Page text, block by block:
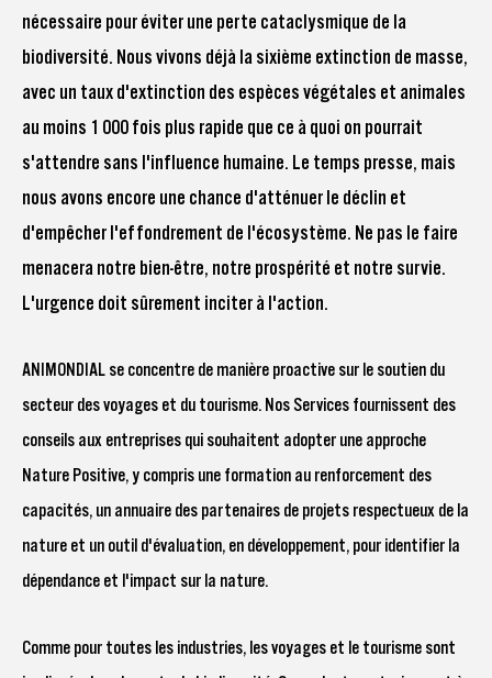
nécessaire pour éviter une perte cataclysmique de la
biodiversité. Nous vivons déjà la sixième extinction de masse,
avec un taux d'extinction des espèces végétales et animales
au moins 1 000 fois plus rapide que ce à quoi on pourrait
s'attendre sans l'influence humaine. Le temps presse, mais
nous avons encore une chance d'atténuer le déclin et
d'empêcher l'effondrement de l'écosystème. Ne pas le faire
menacera notre bien-être, notre prospérité et notre survie.
L'urgence doit sûrement inciter à l'action.
ANIMONDIAL se concentre de manière proactive sur le soutien du
secteur des voyages et du tourisme. Nos Services fournissent des
conseils aux entreprises qui souhaitent adopter une approche
Nature Positive, y compris une formation au renforcement des
capacités, un annuaire des partenaires de projets respectueux de la
nature et un outil d'évaluation, en développement, pour identifier la
dépendance et l'impact sur la nature.
Comme pour toutes les industries, les voyages et le tourisme sont